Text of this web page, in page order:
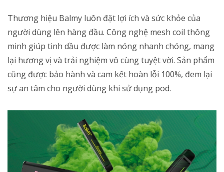
Thương hiệu Balmy luôn đặt lợi ích và sức khỏe của
người dùng lên hàng đầu. Công nghệ mesh coil thông
minh giúp tinh dầu được làm nóng nhanh chóng, mang
lại hương vị và trải nghiệm vô cùng tuyệt vời. Sản phẩm
cũng được bảo hành và cam kết hoàn lỗi 100%, đem lại
sự an tâm cho người dùng khi sử dụng pod.